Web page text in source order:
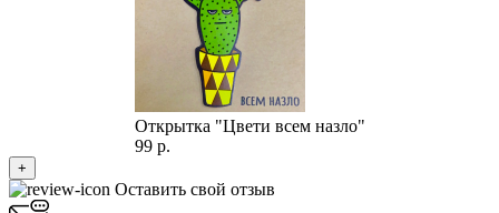
Открытка "Цвети всем назло"
99 р.
+
Оставить свой отзыв